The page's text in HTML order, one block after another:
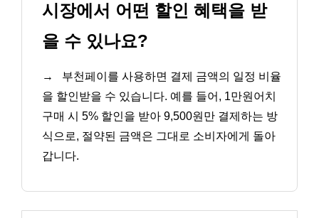
시장에서 어떤 할인 혜택을 받
을 수 있나요?
→
부천페이를 사용하면 결제 금액의 일정 비율
을 할인받을 수 있습니다. 예를 들어, 1만원어치
구매 시 5% 할인을 받아 9,500원만 결제하는 방
식으로, 절약된 금액은 그대로 소비자에게 돌아
갑니다.